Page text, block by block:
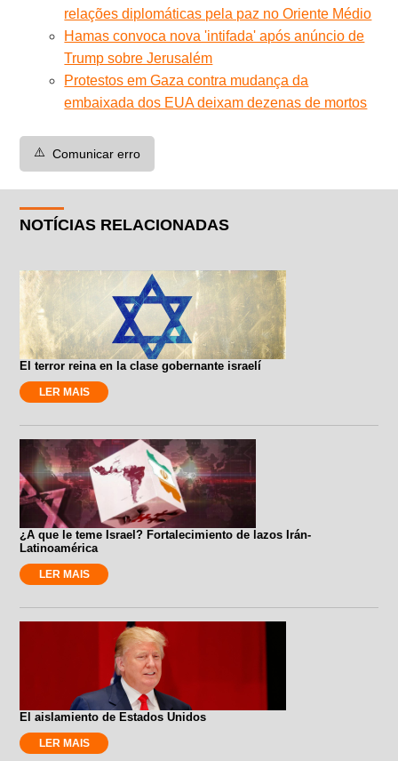
relações diplomáticas pela paz no Oriente Médio
Hamas convoca nova 'intifada' após anúncio de
Trump sobre Jerusalém
Protestos em Gaza contra mudança da
embaixada dos EUA deixam dezenas de mortos
⚠️ Comunicar erro
NOTÍCIAS RELACIONADAS
El terror reina en la clase gobernante israelí
LER MAIS
¿A que le teme Israel? Fortalecimiento de lazos Irán-
Latinoamérica
LER MAIS
El aislamiento de Estados Unidos
LER MAIS